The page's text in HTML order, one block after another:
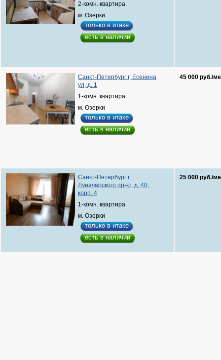
2-комн. квартира
м. Озерки
только в итаке
есть в наличии
Санкт-Петербург г, Есенина
ул, д. 1
1-комн. квартира
м. Озерки
только в итаке
есть в наличии
45 000 руб./
Санкт-Петербург г,
Луначарского пр-кт, д. 40,
корп. 4
1-комн. квартира
м. Озерки
только в итаке
есть в наличии
25 000 руб./